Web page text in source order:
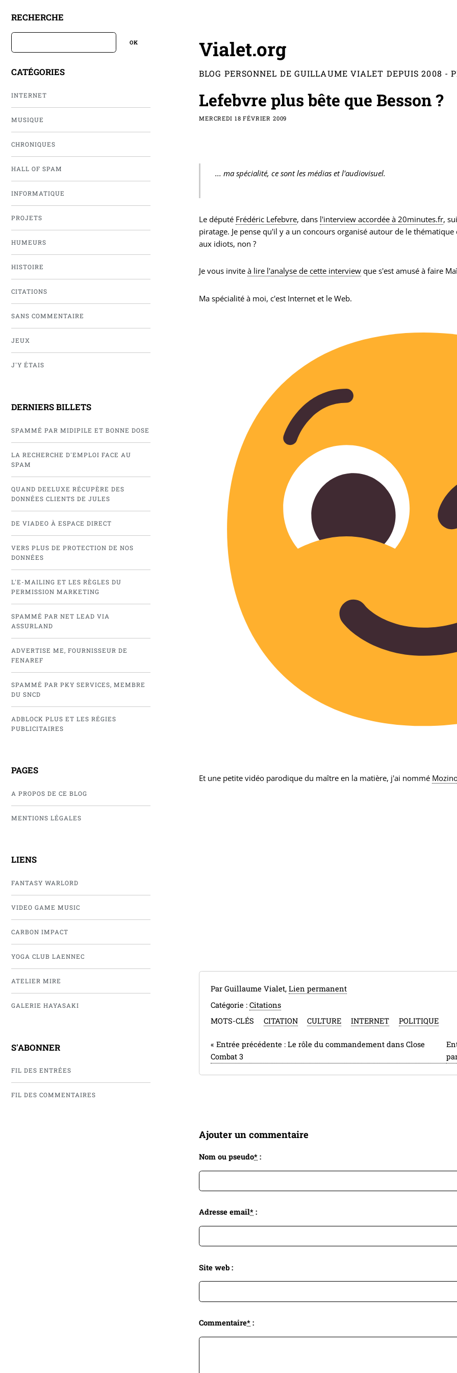
RECHERCHE
CATÉGORIES
INTERNET
MUSIQUE
CHRONIQUES
HALL OF SPAM
INFORMATIQUE
PROJETS
HUMEURS
HISTOIRE
CITATIONS
SANS COMMENTAIRE
JEUX
J'Y ÉTAIS
DERNIERS BILLETS
SPAMMÉ PAR MIDIPILE ET BONNE DOSE
LA RECHERCHE D'EMPLOI FACE AU
SPAM
QUAND DEELUXE RÉCUPÈRE DES
DONNÉES CLIENTS DE JULES
DE VIADEO À ESPACE DIRECT
VERS PLUS DE PROTECTION DE NOS
DONNÉES
L'E-MAILING ET LES RÈGLES DU
PERMISSION MARKETING
SPAMMÉ PAR NET LEAD VIA
ASSURLAND
ADVERTISE ME, FOURNISSEUR DE
FENAREF
SPAMMÉ PAR PKY SERVICES, MEMBRE
DU SNCD
ADBLOCK PLUS ET LES RÉGIES
PUBLICITAIRES
PAGES
A PROPOS DE CE BLOG
MENTIONS LÉGALES
LIENS
FANTASY WARLORD
VIDEO GAME MUSIC
CARBON IMPACT
YOGA CLUB LAENNEC
ATELIER MIRE
GALERIE HAYASAKI
S'ABONNER
FIL DES ENTRÉES
FIL DES COMMENTAIRES
Vialet.org
BLOG PERSONNEL DE GUILLAUME VIALET DEPUIS 2008 -
Lefebvre plus bête que Besson ?
MERCREDI 18 FÉVRIER 2009
... ma spécialité, ce sont les médias et l'audiovisuel.
Le député Frédéric Lefebvre, dans l'interview accordée à 20minutes.fr,
piratage. Je pense qu'il y a un concours organisé autour de le
aux idiots, non ?
Je vous inviteà lire l'analyse de cette interview que s'est amusé à faire
Ma spécialité à moi, c'est Internet et le Web.
Et une petite vidéo parodique du maître en la matière, j'ai nommé
Par Guillaume Vialet,Lien permanent
Catégorie :Citations
MOTS-CLÉS
CITATION CULTURE INTERNET POLITIQUE
«Entrée précédente :Le rôle du commandement dans Close
Combat 3
Ajouter un commentaire
Nom ou pseudo* :
Adresse email* :
Site web :
Commentaire* :